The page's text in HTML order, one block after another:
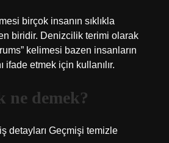
birçok insanın sıklıkla
biridir. Denizcilik terimi olarak
kelimesi bazen insanların
ifade etmek için kullanılır.
ne demek?
detayları Geçmişi temizle